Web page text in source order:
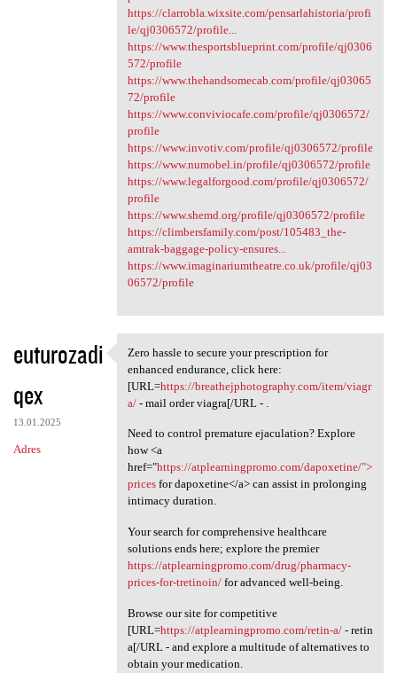
https://clarrobla.wixsite.com/pensarlahistoria/profi
le/qj0306572/profile...
https://www.thesportsblueprint.com/profile/qj0306
572/profile
https://www.thehandsomecab.com/profile/qj03065
72/profile
https://www.conviviocafe.com/profile/qj0306572/
profile
https://www.invotiv.com/profile/qj0306572/profile
https://www.numobel.in/profile/qj0306572/profile
https://www.legalforgood.com/profile/qj0306572/
profile
https://www.shemd.org/profile/qj0306572/profile
https://climbersfamily.com/post/105483_the-
amtrak-baggage-policy-ensures...
https://www.imaginariumtheatre.co.uk/profile/qj03
06572/profile
euturozadi
qex
13.01.2025
Adres
Zero hassle to secure your
Zero hassle to secure your prescription for
enhanced endurance, click here:
[URL=https://breathejphotography.com/item/viagr
a/- mail order viagra[/URL - .
Need to control premature ejaculation? Explore
how <a
href="https://atplearningpromo.com/dapoxetine/">
pricesfor dapoxetine</a> can assist in prolonging
intimacy duration.
Your search for comprehensive healthcare
solutions ends here; explore the premier
https://atplearningpromo.com/drug/pharmacy-
prices-for-tretinoin/for advanced well-being.
Browse our site for competitive
[URL=https://atplearningpromo.com/retin-a/- retin
a[/URL - and explore a multitude of alternatives to
obtain your medication.